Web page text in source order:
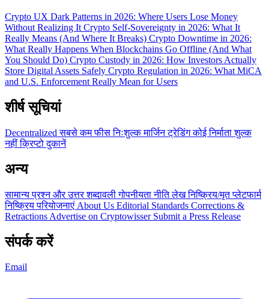
Crypto UX Dark Patterns in 2026: Where Users Lose Money
Without Realizing It Crypto Self-Sovereignty in 2026: What It
Really Means (And Where It Breaks) Crypto Downtime in 2026:
What Really Happens When Blockchains Go Offline (And What
You Should Do) Crypto Custody in 2026: How Investors Actually
Store Digital Assets Safely Crypto Regulation in 2026: What MiCA
and U.S. Enforcement Really Mean for Users
शीर्ष सूचियां
Decentralizedसबसे कम फीसनिःशुल्कमार्जिन ट्रेडिंगकोई निर्माता शुल्क
नहींक्रिप्टो दुकानें
अन्य
सामान्य प्रश्न और उत्तरशब्दावलीगोपनीयता नीतिलेखनिष्क्रिय/मृत प्लेटफार्म
निष्क्रिय परियोजनाएं About Us Editorial Standards Corrections &
Retractions Advertise on Cryptowisser Submit a Press Release
संपर्क करें
Email